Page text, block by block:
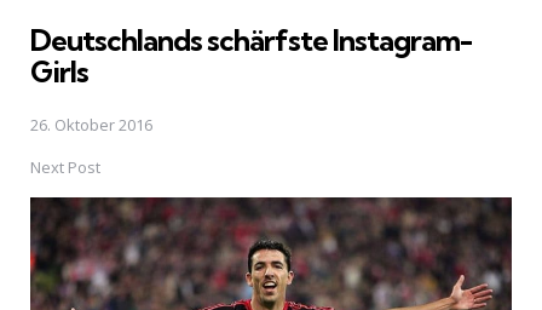
Deutschlands schärfste Instagram-
Girls
26. Oktober 2016
Next Post